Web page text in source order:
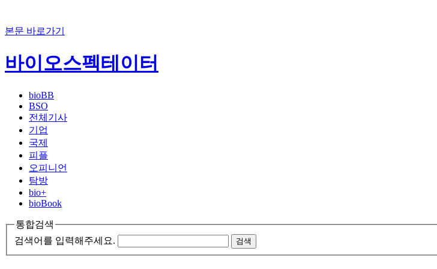
본문 바로가기
바이오스펙테이터
bioBB
BSO
전체기사
기업
국제
피플
오피니언
탐방
bio+
bioBook
통합검색
검색어를 입력해주세요.
검색